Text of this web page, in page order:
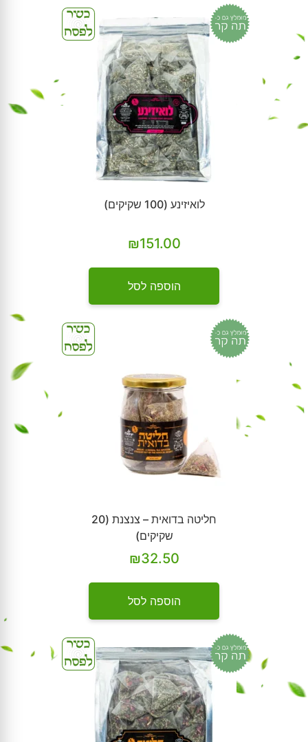
לואיזינע (100 שקיקים)
₪151.00
הוספה לסל
חליטה בדואית – צנצנת (20
שקיקים)
₪32.50
הוספה לסל